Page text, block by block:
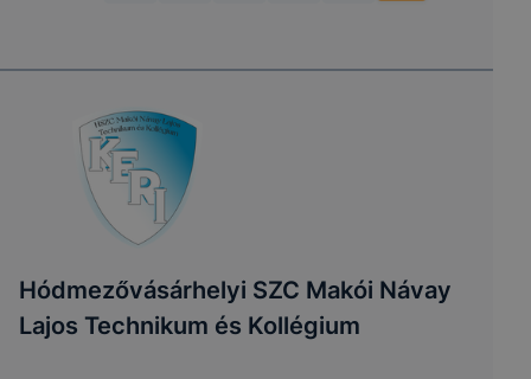
Hódmezővásárhelyi SZC Makói Návay
Lajos Technikum és Kollégium